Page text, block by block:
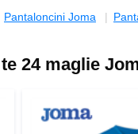
Pantaloncini Joma
24 maglie